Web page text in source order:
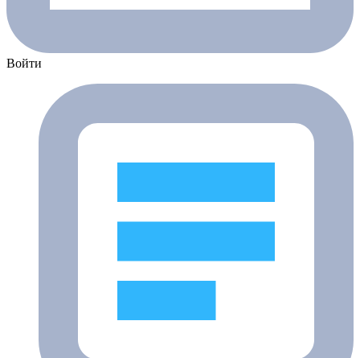
Войти